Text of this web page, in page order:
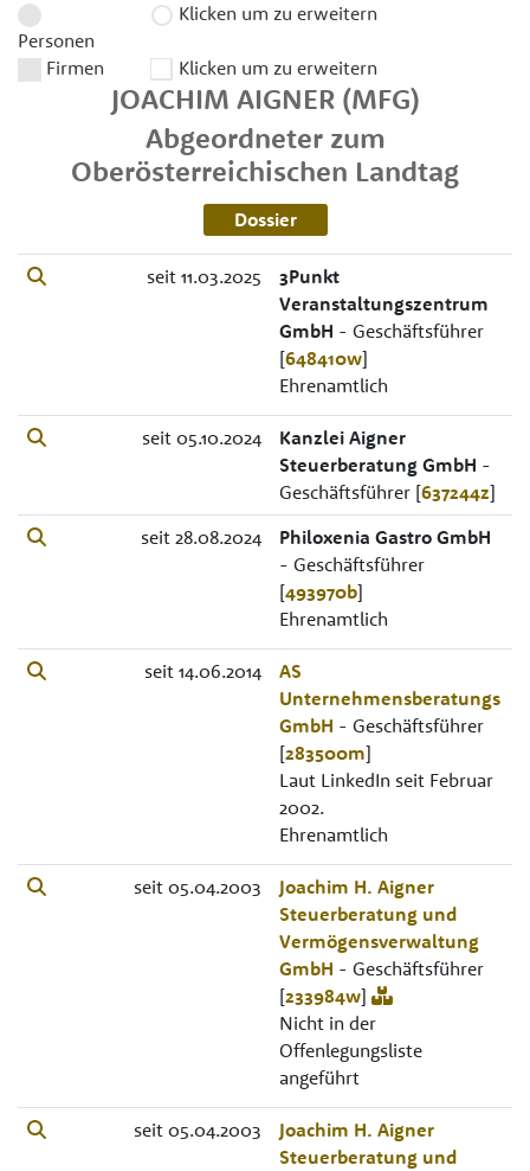
Personen
Klicken um zu erweitern
Firmen Klicken um zu erweitern
JOACHIM AIGNER(MFG)
Abgeordneter zum
Oberösterreichischen Landtag
Dossier
seit 11.03.2025
3Punkt
Veranstaltungszentrum
GmbH - Geschäftsführer
[648410w]
Ehrenamtlich
seit 05.10.2024
Kanzlei Aigner
Steuerberatung GmbH -
Geschäftsführer [637244z]
seit 28.08.2024
Philoxenia Gastro GmbH
- Geschäftsführer
[493970b]
Ehrenamtlich
seit 14.06.2014
AS
Unternehmensberatungs
GmbH - Geschäftsführer
[283500m]
Laut LinkedIn seit Februar
2002.
Ehrenamtlich
seit 05.04.2003
Joachim H. Aigner
Steuerberatung und
Vermögensverwaltung
GmbH - Geschäftsführer
[233984w]
Nicht in der
Offenlegungsliste
angeführt
seit 05.04.2003
Joachim H. Aigner
Steuerberatung und